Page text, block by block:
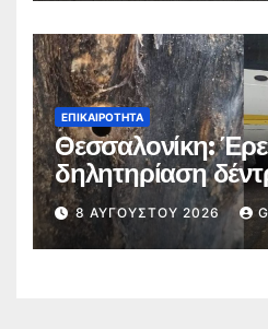
ΕΠΙΚΑΙΡΌΤΗΤΑ
Θεσσαλονίκη:
δηλητηρίαση
κέντρο
8 ΑΥΓΟΎΣΤΟΥ 2026